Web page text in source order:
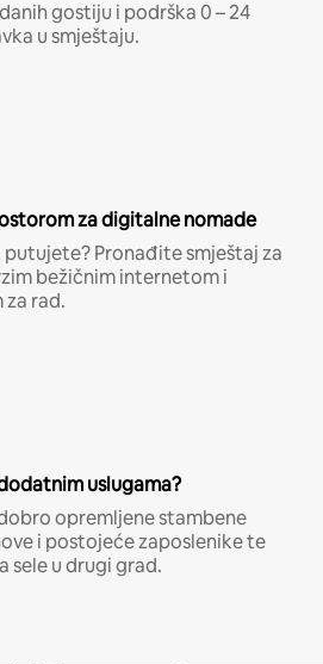
gostiju i podrška 0 – 24
u smještaju.
za digitalne nomade
Pronađite smještaj za
bežičnim internetom i
rad.
uslugama?
opremljene stambene
i postojeće zaposlenike te
sele u drugi grad.